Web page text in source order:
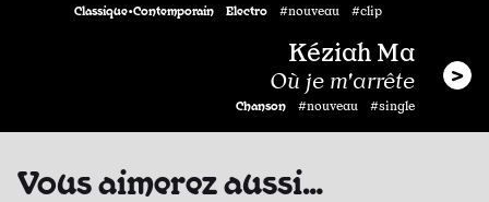
Classique•Contemporain Electro #nouveau #clip
Kéziah Ma
Où je m'arrête
Chanson #nouveau #single
Vous aimerez aussi…